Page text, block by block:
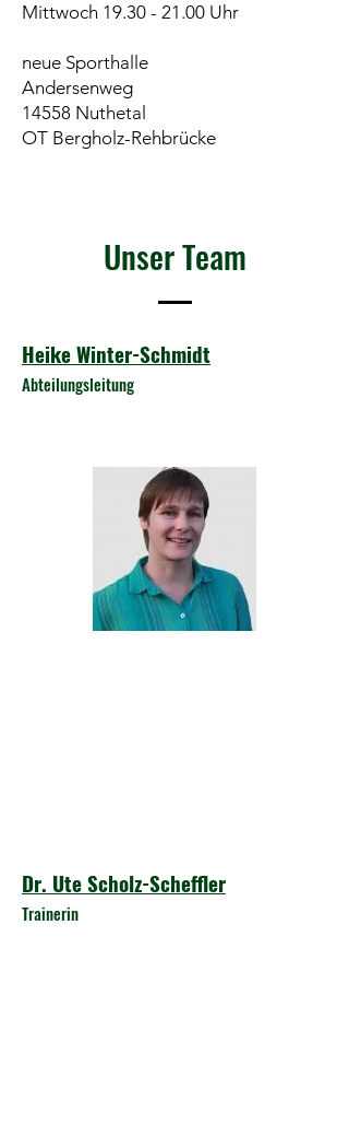
Mittwoch 19.30 - 21.00 Uhr
neue Sporthalle
Andersenweg
14558 Nuthetal
OT Bergholz-Rehbrücke
Unser Team
Heike Winter-Schmidt
Abteilungsleitung
Dr. Ute Scholz-Scheffler
Trainerin